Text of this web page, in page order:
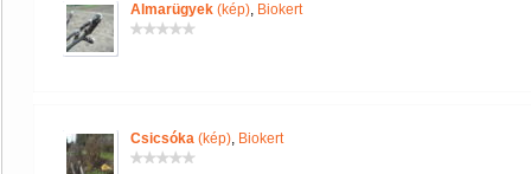
Almarügyek (kép), Biokert
Csicsóka (kép), Biokert